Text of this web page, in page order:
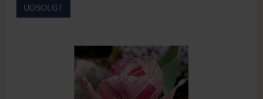
UDSOLGT